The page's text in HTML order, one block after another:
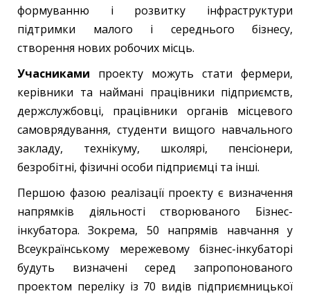
формуванню і розвитку інфраструктури
підтримки малого і середнього бізнесу,
створення нових робочих місць.
Учасниками проекту можуть стати фермери,
керівники та наймані працівники підприємств,
держслужбовці, працівники органів місцевого
самоврядування, студенти вищого навчального
закладу, технікуму, школярі, пенсіонери,
безробітні, фізичні особи підприємці та інші.
Першою фазою реалізації проекту є визначення
напрямків діяльності створюваного Бізнес-
інкубатора. Зокрема, 50 напрямів навчання у
Всеукраїнському мережевому бізнес-інкубаторі
будуть визначені серед запропонованого
проектом переліку із 70 видів підприємницької